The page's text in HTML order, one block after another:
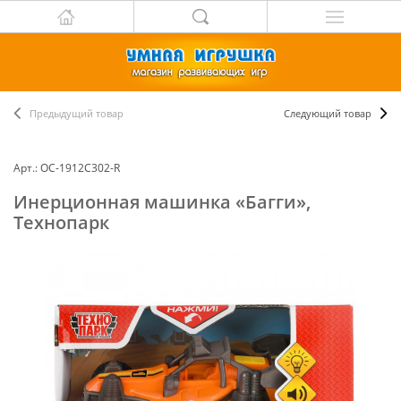
Предыдущий товар Следующий товар
Арт.: ОС-1912C302-R
Инерционная машинка «Багги»,
Технопарк